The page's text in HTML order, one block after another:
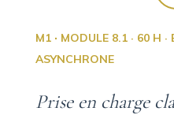
M1 · MODULE 8.1 · 60 H ·
ASYNCHRONE
Prise en charge